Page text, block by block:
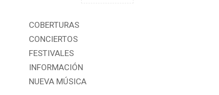
COBERTURAS
CONCIERTOS
FESTIVALES
INFORMACIÓN
NUEVA MÚSICA